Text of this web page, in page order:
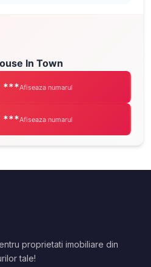
In Town
***Afiseaza numarul
***Afiseaza numarul
proprietati imobiliare din
tale!